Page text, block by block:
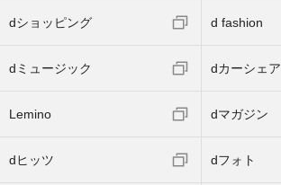
dショッピング d fashion
dミュージック dカーシェア
Lemino dマガジン
dヒッツ dフォト